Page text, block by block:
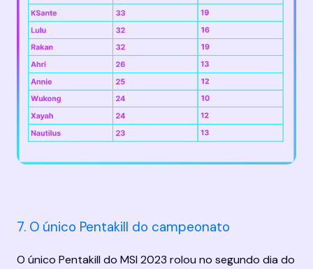
7. O único Pentakill do campeonato
O único Pentakill do MSI 2023 rolou no segundo dia do